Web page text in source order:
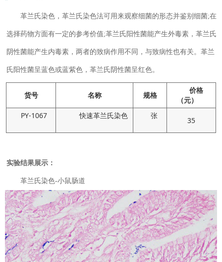
革兰氏染色，革兰氏染色法可用来观察细菌的形态并鉴别细菌;在
选择药物方面有一定的参考价值;革兰氏阳性菌能产生外毒素，革兰氏
阴性菌能产生内毒素，两者的致病作用不同，与致病性也有关。革兰
氏阳性菌呈蓝色或蓝紫色，革兰氏阴性菌呈红色。
货号 名称 规格
价格
（元）
PY-1067
快速革兰氏染色 张
35
实验结果展示：
革兰氏染色-小鼠肠道